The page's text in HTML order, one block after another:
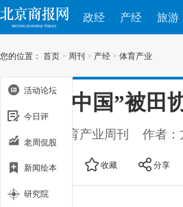
政经 产经 旅游
您的位置： 首页 > 周刊 > 产经 > 体育产业
“奔跑中国”被田
出处：体育产业周刊 作者：
大 中 收藏 分享
活动论坛
今日评
老周侃股
新闻绘本
研究院